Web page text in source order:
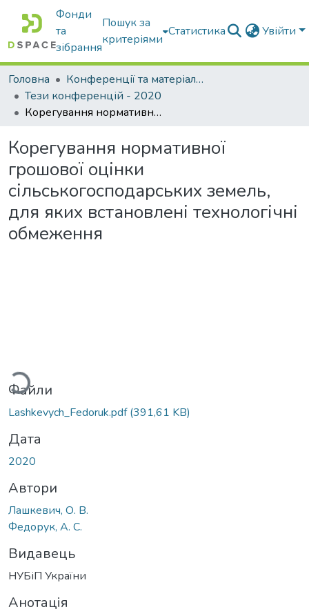
Фонди
та
зібрання
Пошук за
критеріями
Статистика Увійти
Головна
Конференції та матеріали конференцій
Тези конференцій - 2020
Корегування нормативної грошової оцінки сільськогосподарських земель, для яких встановлені технологічні обмеження
Корегування нормативної
грошової оцінки
сільськогосподарських земель,
для яких встановлені технологічні
обмеження
Файли
Lashkevych_Fedoruk.pdf(391,61 KB)
Дата
2020
Автори
Лашкевич, О. В.
Федорук, А. С.
Видавець
НУБіП України
Анотація